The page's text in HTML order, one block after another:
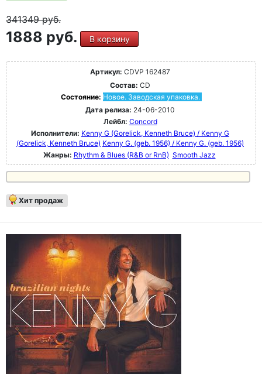
341349руб.
1888 руб. В корзину
Артикул: CDVP 162487
Состав: CD
Состояние: Новое. Заводская упаковка.
Дата релиза: 24-06-2010
Лейбл: Concord
Исполнители: Kenny G (Gorelick, Kenneth Bruce) / Kenny G
(Gorelick, Kenneth Bruce) Kenny G. (geb. 1956) / Kenny G. (geb. 1956)
Жанры: Rhythm & Blues (R&B or RnB) Smooth Jazz
Хит продаж